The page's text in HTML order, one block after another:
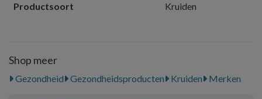
Productsoort
Kruiden
Shop meer
Gezondheid Gezondheidsproducten Kruiden Merken